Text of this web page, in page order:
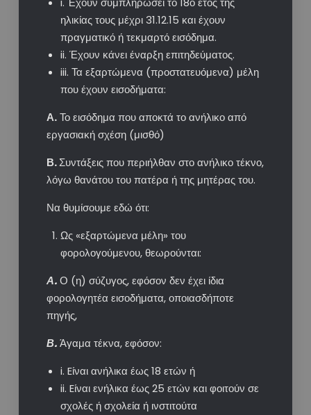
ηλικίας τους μέχρι 31.12.15 και έχουν
πραγματικό ή τεκμαρτό εισόδημα.
ii. Έχουν κάνει έναρξη επιτηδεύματος.
iii. Τα εξαρτώμενα (προστατευόμενα) μέλη
που έχουν εισοδήματα:
Α.Το εισόδημα που αποκτά το ανήλικο από
εργασιακή σχέση (μισθό)
Β.Συντάξεις που περιήλθαν στο ανήλικο τέκνο,
λόγω θανάτου του πατέρα ή της μητέρας του.
Να θυμίσουμε εδώ ότι:
Ως «εξαρτώμενα μέλη» του
φορολογούμενου, θεωρούνται:
Α.Ο (η) σύζυγος, εφόσον δεν έχει ίδια
φορολογητέα εισοδήματα, οποιασδήποτε
πηγής,
Β.Άγαμα τέκνα, εφόσον:
i. Eίναι ανήλικα έως 18 ετών ή
ii. Eίναι ενήλικα έως 25 ετών και φοιτούν σε
σχολές ή σχολεία ή ινστιτούτα